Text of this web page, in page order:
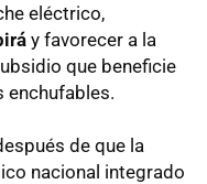
eléctrico,
y favorecer a la
que beneficie
enchufables.
de que la
nacional integrado